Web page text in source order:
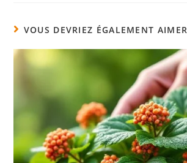
VOUS DEVRIEZ ÉGALEMENT AIMER